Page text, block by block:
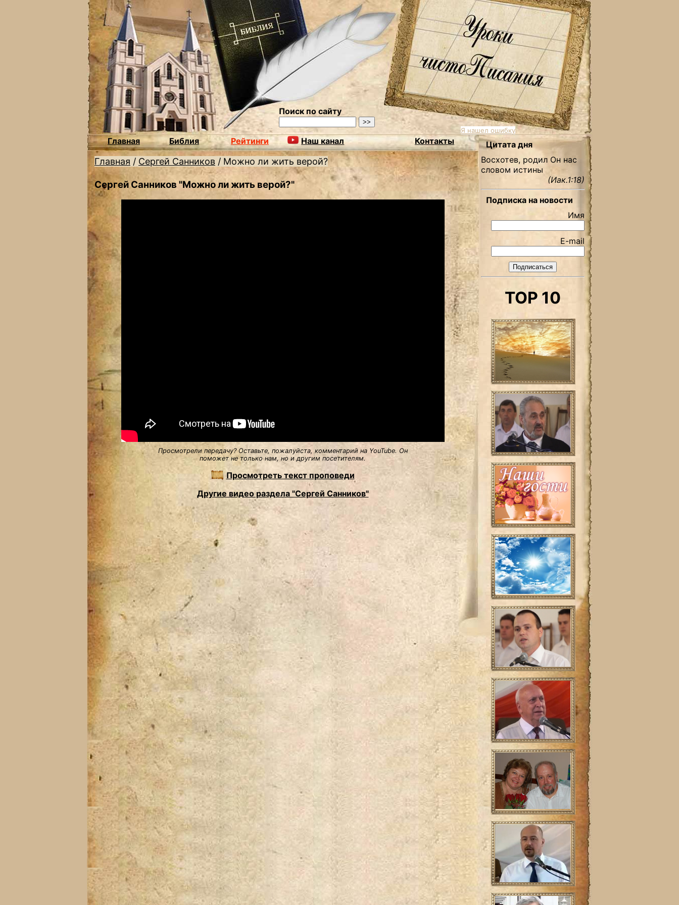
Поиск по сайту
Я нашел ошибку
Главная Библия Рейтинги Наш канал Контакты
Главная / Сергей Санников / Можно ли жить верой?
Сергей Санников "Можно ли жить верой?"
Просмотрели передачу? Оставьте, пожалуйста, комментарий на YouTube. Он
поможет не только нам, но и другим посетителям.
Просмотреть текст проповеди
Другие видео раздела "Сергей Санников"
Цитата дня
Восхотев, родил Он нас
словом истины
(Иак.1:18)
Подписка на новости
Имя
E-mail
TOP 10